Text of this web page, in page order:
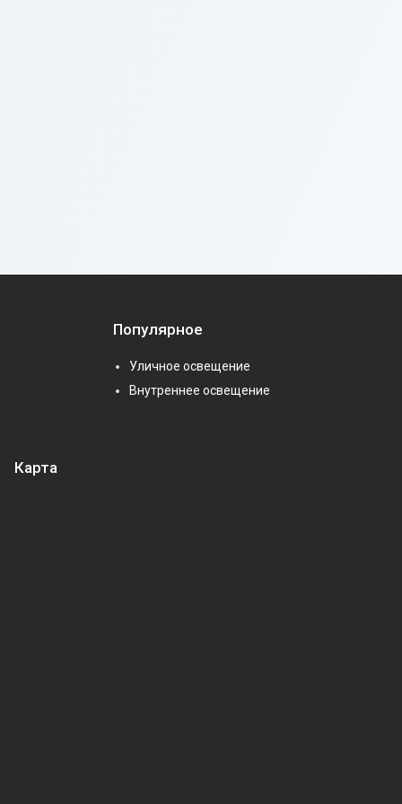
Популярное
Уличное освещение
Внутреннее освещение
Карта